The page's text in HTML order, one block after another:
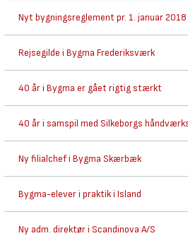
Nyt bygningsreglement pr. 1. januar 2018
Rejsegilde i Bygma Frederiksværk
40 år i Bygma er gået rigtig stærkt
40 år i samspil med Silkeborgs
Ny filialchef i Bygma Skærbæk
Bygma-elever i praktik i Island
Ny adm. direktør i Scandinova A/S